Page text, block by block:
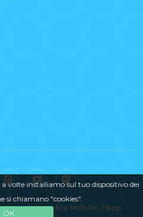
volte installiamo sul tuo dispositivo dei
si chiamano "cookies".
OK
Ischia Mobile, l'App